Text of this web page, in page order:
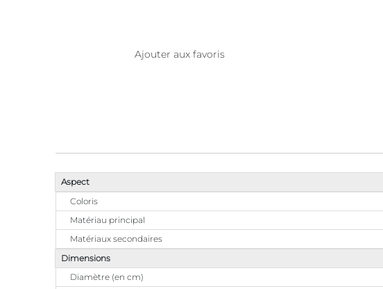
Ajouter aux favoris
Aspect
Coloris
Matériau principal
Matériaux secondaires
Dimensions
Diamètre (en cm)